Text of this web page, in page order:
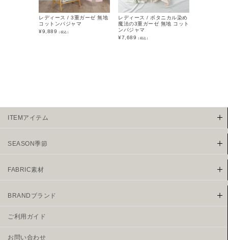
レディース / 3重ガーゼ 無地
コットンパジャマ
¥9,889 （税込）
レディース / ボタニカル染め
魔法の3重ガーゼ 無地 コット
ンパジャマ
¥7,689 （税込）
ITEMアイテム
SEASON季節
FABRIC素材
BRANDブランド
ご利用ガイド
お問い合わせ